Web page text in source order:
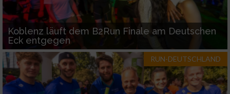
Koblenz läuft dem B2Run Finale am Deutschen
Eck entgegen
RUN-DEUTSCHLAND